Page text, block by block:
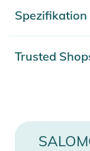
Eigenschaften:
- Stabil
Spezifikation
Trusted